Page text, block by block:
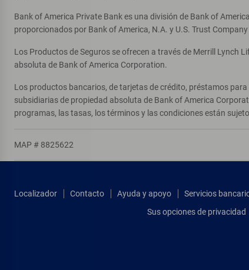
Bank of America Private Bank es una división de Bank of
proporcionados por Bank of America, N.A. y U.S. Trust
Los Productos de Seguros se ofrecen a través de Merrill Lynch
absoluta de Bank of America Corporation.
Los productos bancarios, de tarjetas de crédito, préstamos
subsidiarias de propiedad absoluta de Bank of America
programas, las tasas, los términos y las condiciones están
MAP # 8825622
Localizador Contacto Ayuda y apoyo Servicios
Sus opciones de privacidad